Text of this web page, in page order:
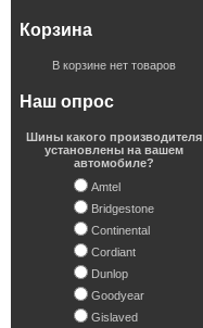
Корзина
В корзине нет товаров
Наш опрос
Шины какого производителя
установлены на вашем
автомобиле?
Amtel
Bridgestone
Continental
Cordiant
Dunlop
Goodyear
Gislaved